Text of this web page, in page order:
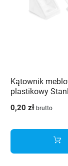
Kątownik
plastikowy
0,20 zł brutto